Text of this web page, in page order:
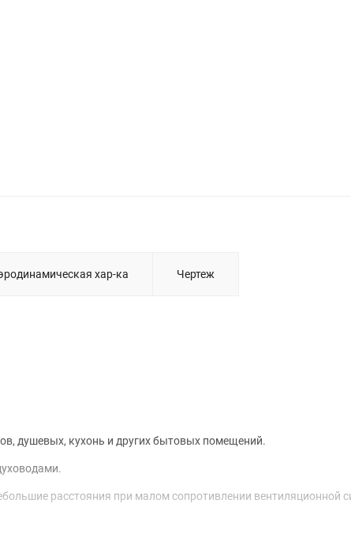
хар-ка Чертеж
душевых, кухонь и других бытовых помещений.
расстояния при малом сопротивлении вентиляционной